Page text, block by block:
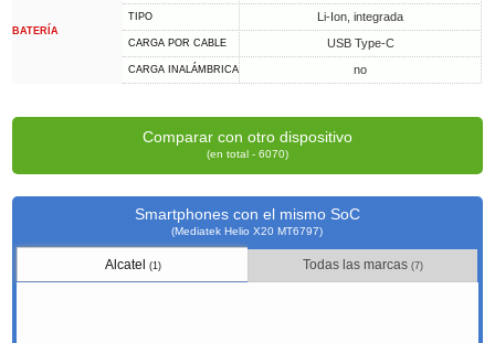
BATERÍA
TIPO Li-Ion, integrada
CARGA POR CABLE USB Type-C
CARGA INALÁMBRICA no
Comparar con otro dispositivo
(en total - 6070)
Smartphones con el mismo SoC
(Mediatek Helio X20 MT6797)
Alcatel (1) Todas las marcas(7)